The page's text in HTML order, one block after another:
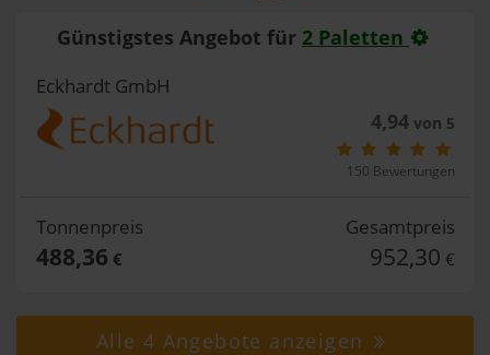
Günstigstes Angebot für 2 Paletten
Eckhardt GmbH
4,94von 5
150 Bewertungen
Tonnenpreis
488,36 €
Gesamtpreis
952,30 €
Alle 4 Angebote anzeigen